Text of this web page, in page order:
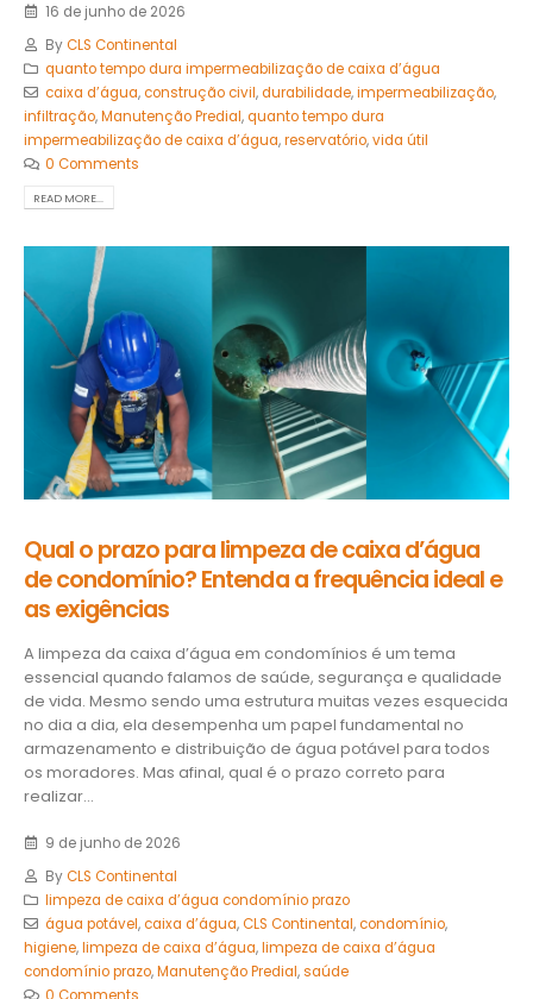
16 de junho de 2026
ByCLS Continental
quanto tempo dura impermeabilização de caixa d’água
caixa d’água,construção civil,durabilidade,impermeabilização,
infiltração,Manutenção Predial,quanto tempo dura
impermeabilização de caixa d’água,reservatório,vida útil
0 Comments
READ MORE...
Qual o prazo para limpeza de caixa d’água
de condomínio? Entenda a frequência ideal e
as exigências
A limpeza da caixa d’água em condomínios é um tema
essencial quando falamos de saúde, segurança e qualidade
de vida. Mesmo sendo uma estrutura muitas vezes esquecida
no dia a dia, ela desempenha um papel fundamental no
armazenamento e distribuição de água potável para todos
os moradores. Mas afinal, qual é o prazo correto para
realizar...
9 de junho de 2026
ByCLS Continental
limpeza de caixa d’água condomínio prazo
água potável,caixa d’água,CLS Continental,condomínio,
higiene,limpeza de caixa d’água,limpeza de caixa d’água
condomínio prazo,Manutenção Predial,saúde
0 Comments